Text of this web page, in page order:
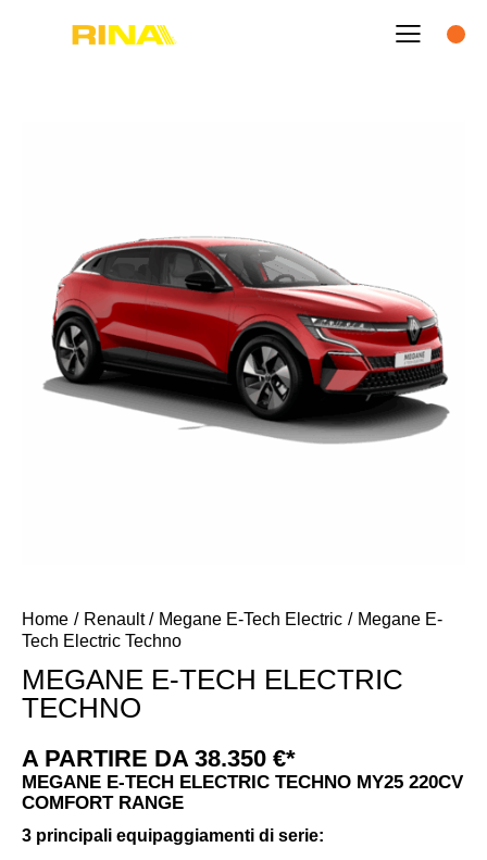
Home Renault Megane E-Tech Electric
Megane E-
Tech Electric Techno
MEGANE E-TECH ELECTRIC
TECHNO
A PARTIRE DA 38.350 €*
MEGANE E-TECH ELECTRIC TECHNO MY25 220CV
COMFORT RANGE
3 principali equipaggiamenti di serie: